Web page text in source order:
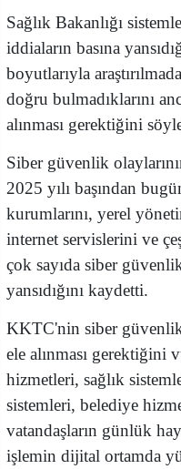
Sağlık Bakanlığı
iddiaların basına
boyutlarıyla
doğru bulmadıklarını
alınması gerektiğini
Siber güvenlik
2025 yılı başından
kurumlarını, yerel
internet servislerini ve
çok sayıda siber
yansıdığını kaydetti.
KKTC'nin siber
ele alınması gerektiğini
hizmetleri, sağlık
sistemleri, belediye
vatandaşların günlük
işlemin dijital ortamda